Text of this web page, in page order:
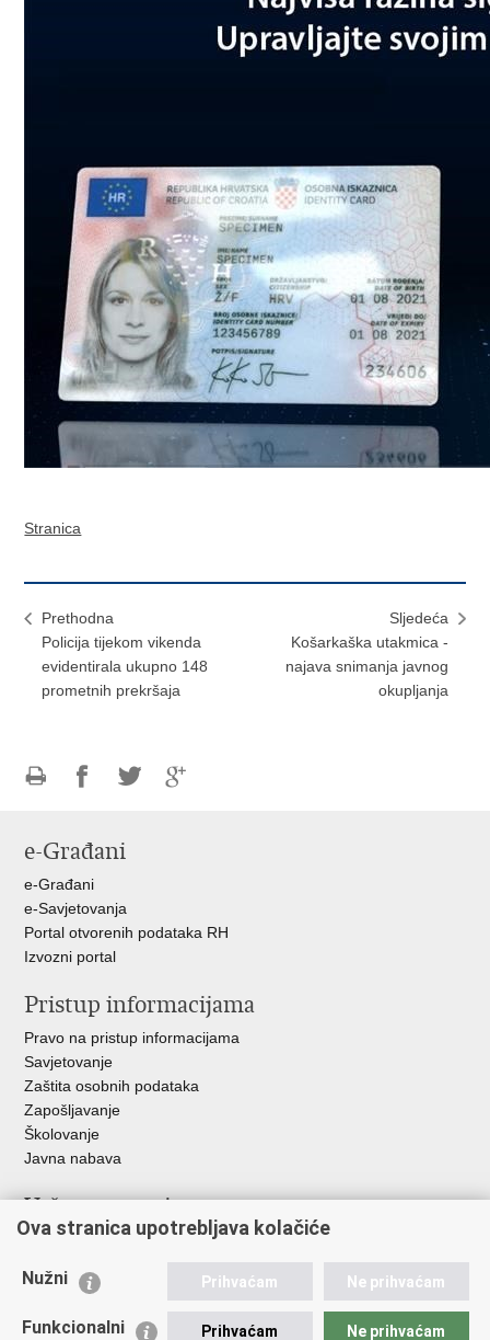
Stranica
Prethodna
Policija tijekom vikenda
evidentirala ukupno 148
prometnih prekršaja
Sljedeća
Košarkaška utakmica -
najava snimanja javnog
okupljanja
FacebookuTwitteru
e-Građani
e-Građani
e-Savjetovanja
Portal otvorenih podataka RH
Izvozni portal
Pristup informacijama
Pravo na pristup informacijama
Savjetovanje
Zaštita osobnih podataka
Zapošljavanje
Školovanje
Javna nabava
Važne poveznice
Ministarstvo unutarnjih poslova
Udruge
Policijska akademija
Ova stranica upotrebljava kolačiće
Nužni Prihvaćam Ne prihvaćam
Funkcionalni Prihvaćam Ne prihvaćam